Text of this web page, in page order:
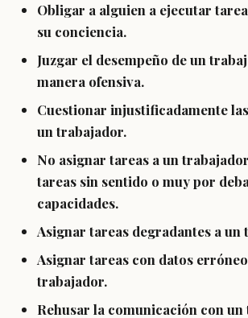
Obligar a alguien a ejecutar
su conciencia.
Juzgar el desempeño de un
manera ofensiva.
Cuestionar injustificadamente
un trabajador.
No asignar tareas a un
tareas sin sentido o muy por
capacidades.
Asignar tareas degradantes a un
Asignar tareas con datos
trabajador.
Rehusar la comunicación con